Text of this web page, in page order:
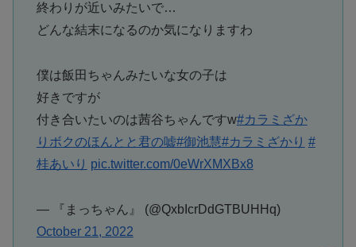
終わりが近いみたいで…
どんな結末になるのか気になりますわ
僕は飯田ちゃんみたいな女の子は
好きですが
付き合いたいのは茜谷ちゃんですw#カラミざか
りボクのほんとと君の嘘#御池慧#カラミざかり #
桂あいり pic.twitter.com/0eWrXMXBx8
— 『まっちゃん』 (@QxbIcrDdGTBUHHq)
October 21, 2022